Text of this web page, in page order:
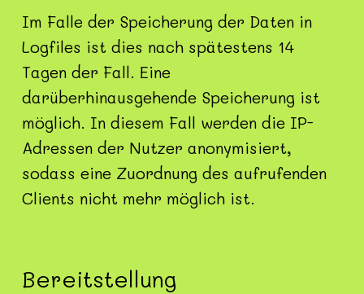
Im Falle der Speicherung der Daten in
Logfiles ist dies nach spätestens 14
Tagen der Fall. Eine
darüberhinausgehende Speicherung ist
möglich. In diesem Fall werden die IP-
Adressen der Nutzer anonymisiert,
sodass eine Zuordnung des aufrufenden
Clients nicht mehr möglich ist.
Bereitstellung